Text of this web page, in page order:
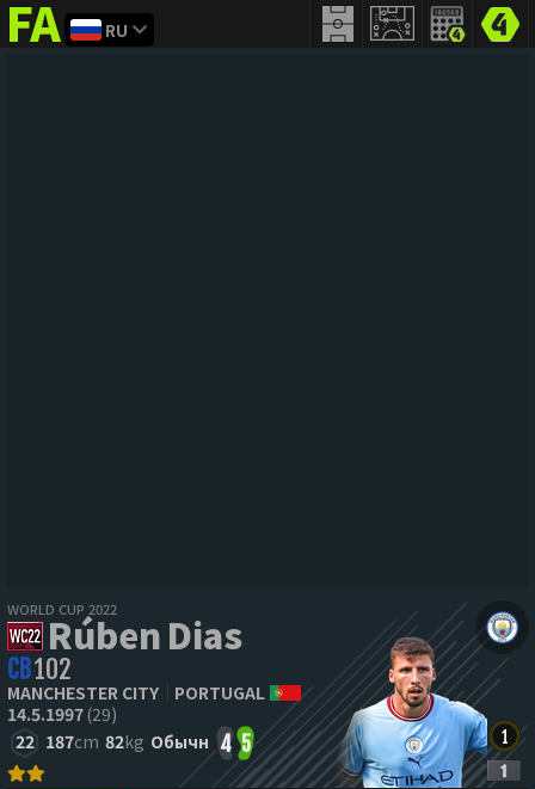
FIFAaddict
RU
WORLD CUP 2022
Rúben Dias
CB102
MANCHESTER CITY
PORTUGAL
14.5.1997(29)
22 187cm 82kg Обычн 4 5